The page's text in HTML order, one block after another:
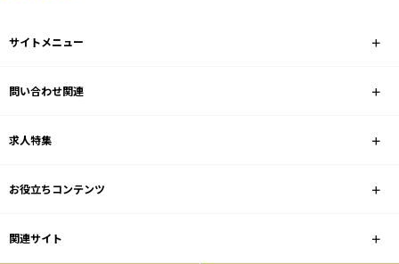
サイトメニュー
問い合わせ関連
求人特集
お役立ちコンテンツ
関連サイト